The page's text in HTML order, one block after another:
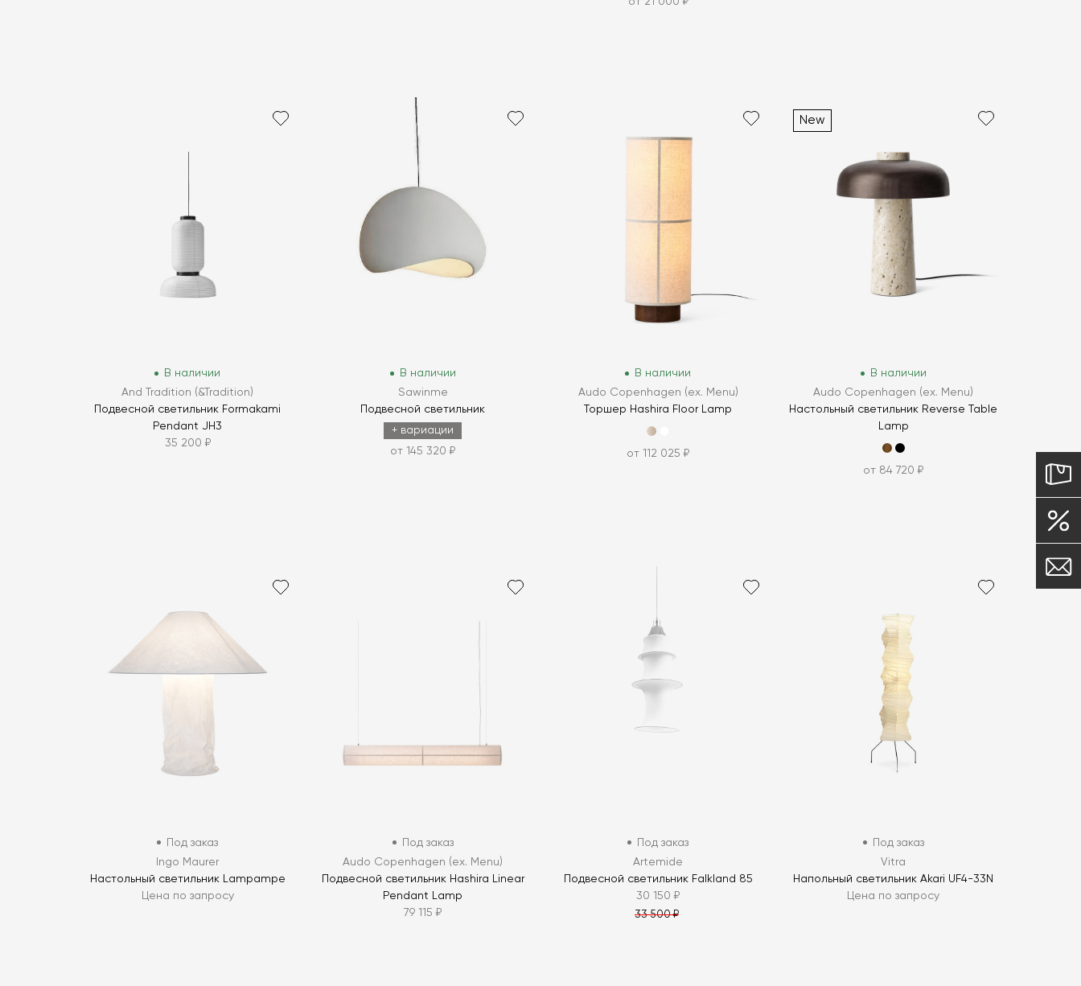
В наличии
And Tradition (&Tradition)
Подвесной светильник Formakami
Pendant JH3
35 200 ₽
В наличии
Sawinme
Подвесной светильник
+ вариации
от 145 320 ₽
В наличии
Audo Copenhagen (ex. Menu)
Торшер Hashira Floor Lamp
от 112 025 ₽
New
В наличии
Audo Copenhagen (ex. Menu)
Настольный светильник Reverse Table
Lamp
от 84 720 ₽
Под заказ
Ingo Maurer
Настольный светильник Lampampe
Цена по запросу
Под заказ
Audo Copenhagen (ex. Menu)
Подвесной светильник Hashira Linear
Pendant Lamp
79 115 ₽
Под заказ
Artemide
Подвесной светильник Falkland 85
30 150 ₽
33 500 ₽
Под заказ
Vitra
Напольный светильник Akari UF4-33N
Цена по запросу